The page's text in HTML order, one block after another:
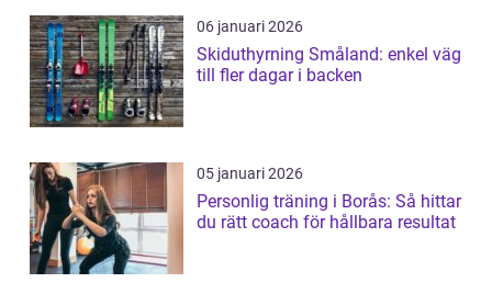
06 januari 2026
Skiduthyrning Småland: enkel väg
till fler dagar i backen
05 januari 2026
Personlig träning i Borås: Så hittar
du rätt coach för hållbara resultat